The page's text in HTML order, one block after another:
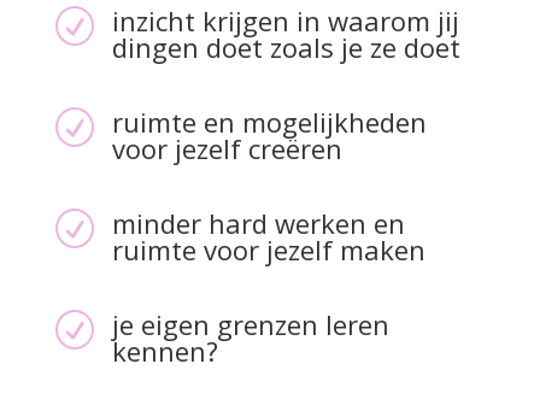
R inzicht krijgen in waarom jij
dingen doet zoals je ze doet
R ruimte en mogelijkheden
voor jezelf creëren
R minder hard werken en
ruimte voor jezelf maken
R je eigen grenzen leren
kennen?